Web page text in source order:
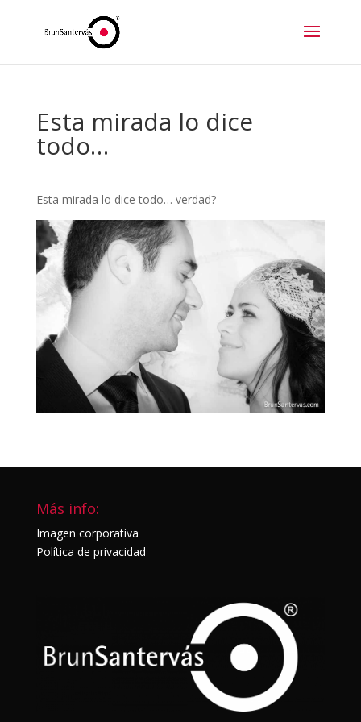
Esta mirada lo dice
todo…
Esta mirada lo dice todo… verdad?
Más info:
Imagen corporativa
Política de privacidad